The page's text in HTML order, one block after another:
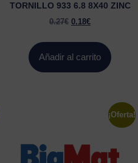
TORNILLO 933 6.8 8X40 ZINC
0.27€ 0.18€
Añadir al carrito
¡Oferta!